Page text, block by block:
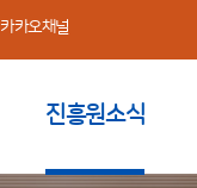
카카오채널
진흥원소식